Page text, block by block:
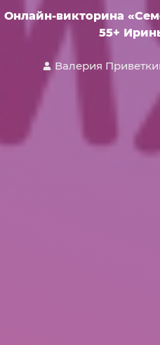
Онлайн-викторина
55+
Валерия